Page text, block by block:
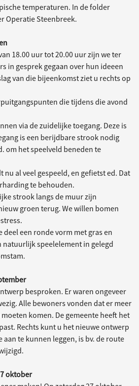
temperaturen. In de folder
Operatie Steenbreek.
18.00 uur tot 20.00 uur zijn we ter
in gesprek gegaan over hun ideeen
van die bijeenkomst ziet u rechts op
die tijdens die avond
via de zuidelijke toegang. Deze is
is een berijdbare strook nodig
om het speelveld beneden te
nu al veel gespeeld, en gefietst ed. Dat
te behouden.
strook langs de muur zijn
groen terug. We willen bomen
deel een ronde vorm met gras en
natuurlijk speelelement in gelegd
besproken. Er waren ongeveer
Alle bewoners vonden dat er meer
komen. De gemeente heeft het
Rechts kunt u het nieuwe ontwerp
aan te kunnen leggen, is bv. de route
oktober